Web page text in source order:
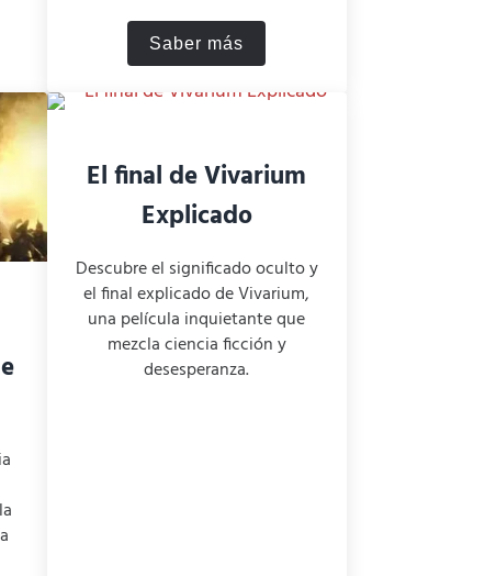
Crítica, análisis e información
Saber más¿Por qué Grima Lengua de
El final de Vivarium
Explicado
Descubre el significado oculto y
el final explicado de Vivarium,
una película inquietante que
mezcla ciencia ficción y
desesperanza.